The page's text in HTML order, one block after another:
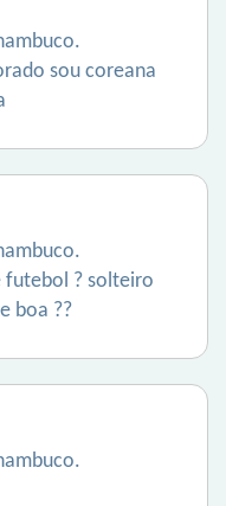
sou coreana
? solteiro
boa ??